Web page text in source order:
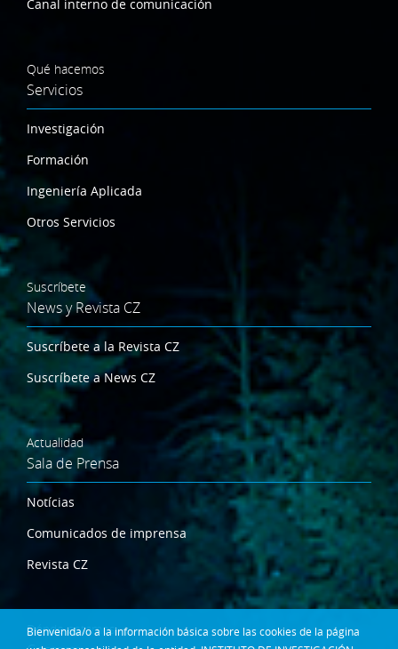
Bienvenida/o a la información básica sobre las cookies de la página
Canal interno de comunicación
Qué hacemos
Servicios
Investigación
Formación
Ingeniería Aplicada
Otros Servicios
Suscríbete
News y Revista CZ
Suscríbete a la Revista CZ
Suscríbete a News CZ
Actualidad
Sala de Prensa
Notícias
Comunicados de imprensa
Revista CZ
Dónde estamos